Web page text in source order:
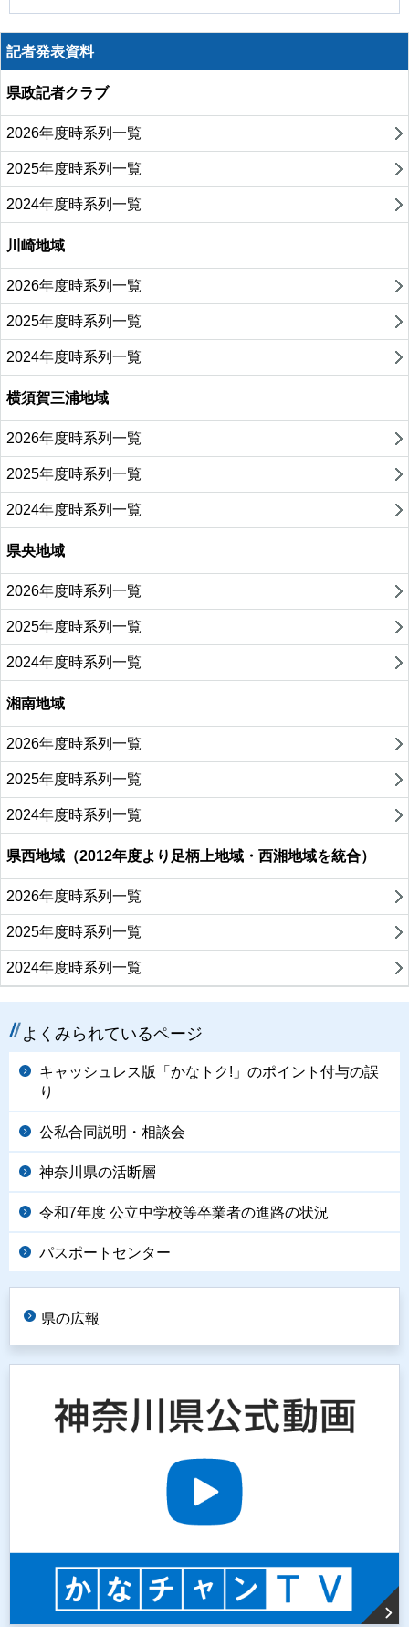
記者発表資料
県政記者クラブ
2026年度時系列一覧
2025年度時系列一覧
2024年度時系列一覧
川崎地域
2026年度時系列一覧
2025年度時系列一覧
2024年度時系列一覧
横須賀三浦地域
2026年度時系列一覧
2025年度時系列一覧
2024年度時系列一覧
県央地域
2026年度時系列一覧
2025年度時系列一覧
2024年度時系列一覧
湘南地域
2026年度時系列一覧
2025年度時系列一覧
2024年度時系列一覧
県西地域（2012年度より足柄上地域・西湘地域を統合）
2026年度時系列一覧
2025年度時系列一覧
2024年度時系列一覧
よくみられているページ
キャッシュレス版「かなトク!」のポイント付与の誤
り
公私合同説明・相談会
神奈川県の活断層
令和7年度 公立中学校等卒業者の進路の状況
パスポートセンター
県の広報